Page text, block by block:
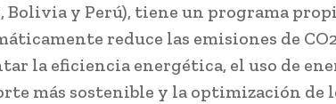
Bolivia y Perú), tiene un programa
reduce las emisiones de
la eficiencia energética, el uso de
más sostenible y la optimización de